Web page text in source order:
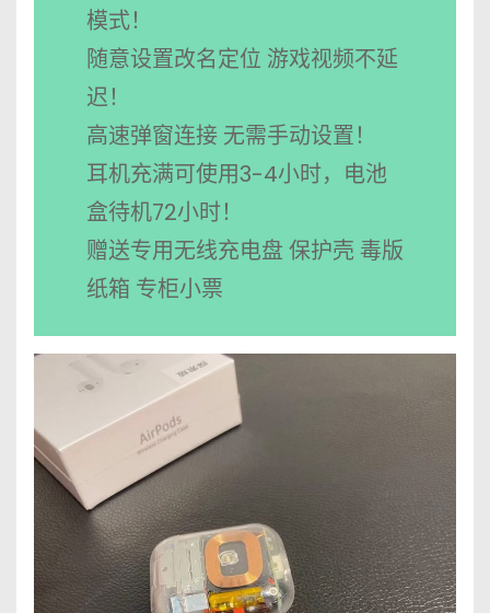
模式！
随意设置改名定位 游戏视频不延
迟！
高速弹窗连接 无需手动设置！
耳机充满可使用3-4小时，电池
盒待机72小时！
赠送专用无线充电盘 保护壳 毒版
纸箱 专柜小票